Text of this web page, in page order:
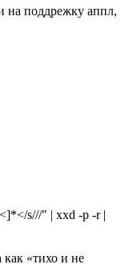
на поддрежку аппл,
s///" | xxd -p -r |
как «тихо и не